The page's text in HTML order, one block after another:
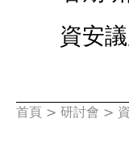
資安
您
首頁 > 研討會 >